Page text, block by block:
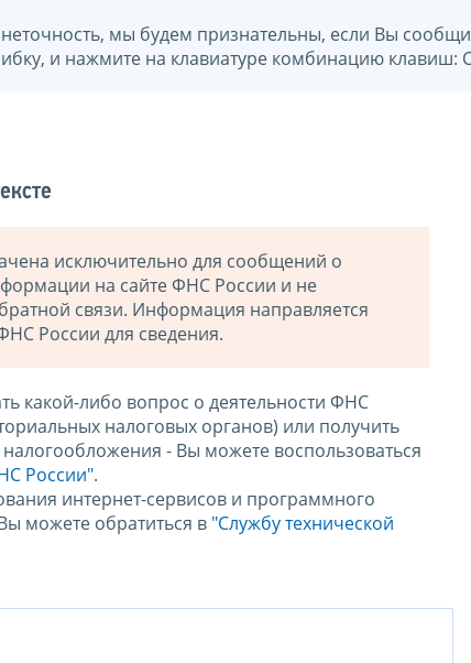
мы будем признательны, если Вы
и нажмите на клавиатуре комбинацию клавиш:
исключительно для сообщений о
на сайте ФНС России и не
связи. Информация направляется
России для сведения.
какой-либо вопрос о деятельности ФНС
налоговых органов) или получить
- Вы можете воспользоваться
России".
интернет-сервисов и программного
можете обратиться в "Службу технической